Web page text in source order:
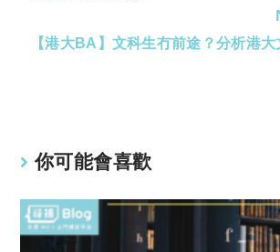
【港大BA】文科生冇前途？分析港
你可能會喜歡